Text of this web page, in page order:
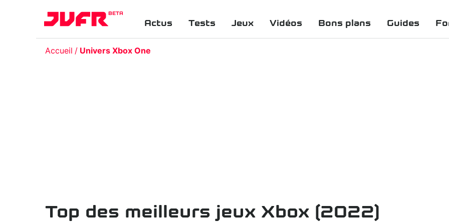
BETA
Actus Tests Jeux Vidéos Bons plans Guides
Accueil Univers Xbox One
Top des meilleurs jeux Xbox (2022)